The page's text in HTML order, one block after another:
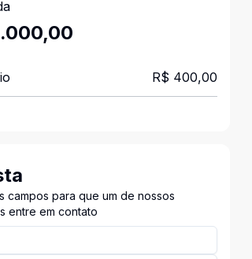
R$ 400,00
campos para que um de nossos
entre em contato